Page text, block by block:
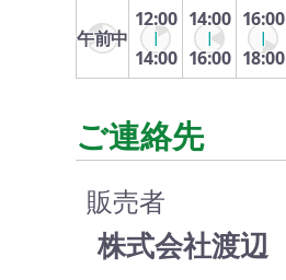
午前中
12:00
14:00
14:00
16:00
16:00
18:00
ご連絡先
販売者
株式会社渡辺